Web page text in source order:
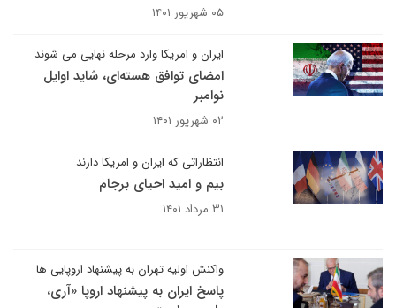
۰۵ شهریور ۱۴۰۱
ایران و امریکا وارد مرحله نهایی می شوند
امضای توافق هسته‌ای، شاید اوایل
نوامبر
۰۲ شهریور ۱۴۰۱
انتظاراتی که ایران و امریکا دارند
بیم و امید احیای برجام
۳۱ مرداد ۱۴۰۱
واکنش اولیه تهران به پیشنهاد اروپایی ها
پاسخ ایران به پیشنهاد اروپا «آری،